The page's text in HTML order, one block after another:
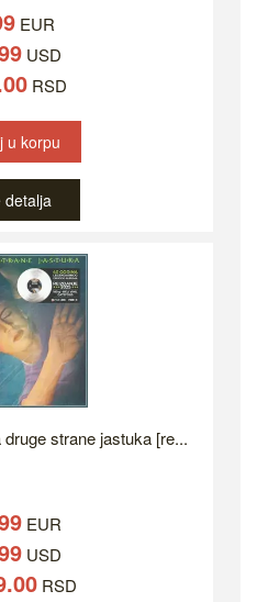
EUR
USD
RSD
u korpu
detalja
strane jastuka [re...
EUR
USD
RSD